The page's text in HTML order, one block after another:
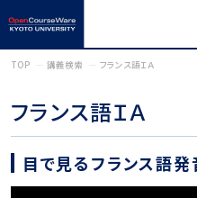
TOP 講義検索 フランス語ＩＡ
フランス語ＩＡ
目で見るフランス語発